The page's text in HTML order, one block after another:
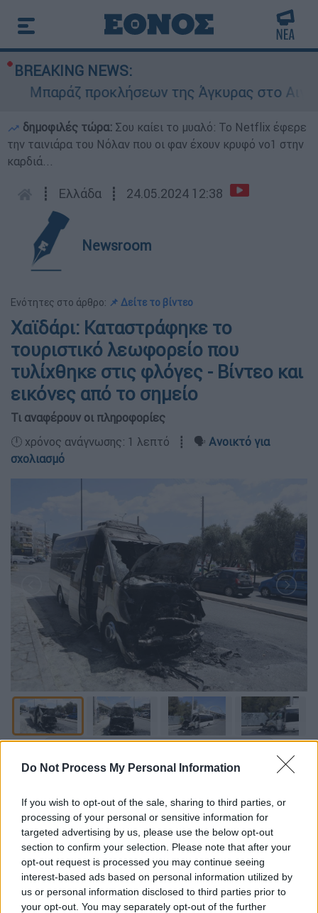
Do Not Process My Personal Information
If you wish to opt-out of the sale, sharing to third parties, or
processing of your personal or sensitive information for
targeted advertising by us, please use the below opt-out
section to confirm your selection. Please note that after your
opt-out request is processed you may continue seeing
interest-based ads based on personal information utilized by
us or personal information disclosed to third parties prior to
your opt-out. You may separately opt-out of the further
BREAKING NEWS:
Μπαράζ προκλήσεων της Άγκυρας στο Αιγαίο:
δημοφιλές τώρα: Σου καίει το μυαλό: Το Netflix έφερε
την ταινιάρα του Νόλαν που οι φαν έχουν κρυφό νο1 στην
καρδιά...
┋ Ελλάδα ┋ 24.05.2024 12:38
Newsroom
Ενότητες στο άρθρο: 📌 Δείτε το βίντεο
Χαϊδάρι: Καταστράφηκε το
τουριστικό λεωφορείο που
τυλίχθηκε στις φλόγες - Βίντεο και
εικόνες από το σημείο
Τι αναφέρουν οι πληροφορίες
🕛 χρόνος ανάγνωσης: 1 λεπτό ┋ 🗣️ Ανοικτό για
σχολιασμό
βρισκόταν στην περιοχή τουΧαϊδαρίου
ξέσπασε λίγο μετά τις 10 το πρωί της
Παρασκευής (24/5).
ΔΙΑΒΑΣΤΕ ΕΠΙΣΗΣ